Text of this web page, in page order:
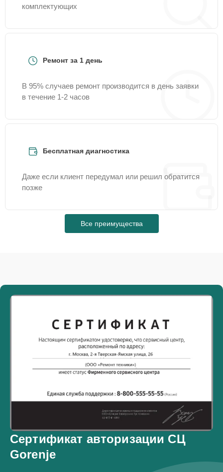
комплектующих
Ремонт за 1 день
В 95% случаев ремонт производится в день заявки
в течение 1-2 часов
Бесплатная диагностика
Даже если клиент передумал или решил обратится
позже
Все преимущества
Сертификат авторизации СЦ
Gorenje